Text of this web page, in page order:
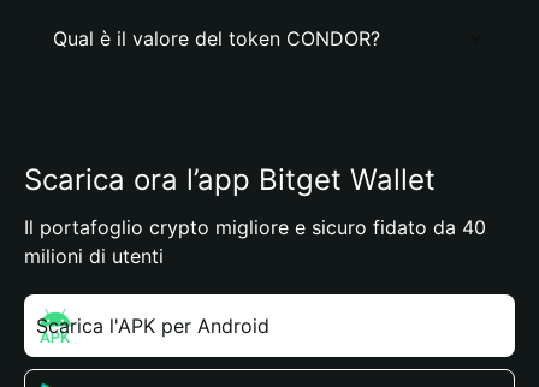
Qual è il valore del token CONDOR?
Scarica ora l’app Bitget Wallet
Il portafoglio crypto migliore e sicuro fidato da 40
milioni di utenti
Scarica l'APK per Android